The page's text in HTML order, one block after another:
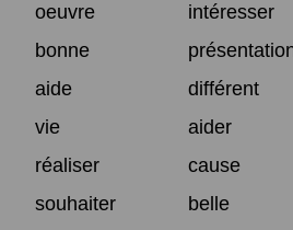
oeuvre
intéresser
bonne
aide
différent
vie
aider
réaliser
cause
souhaiter
belle